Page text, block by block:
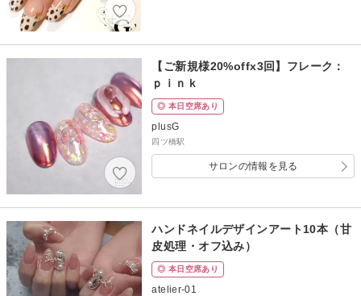
【ご新規様20%offx3回】フレーク：
ｐｉｎｋ
◎ 本日空席あり
plusG
四ツ橋駅
サロンの情報を見る
ハンドネイルデザインアート10本（甘
皮処理・オフ込み）
◎ 本日空席あり
atelier-01